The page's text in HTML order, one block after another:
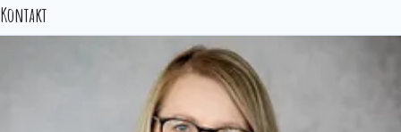
RuhrtalRadweg
Römer-Lippe-Route
Industriekultur.Ruhr
RuhrKunstMuseen
Kontakt